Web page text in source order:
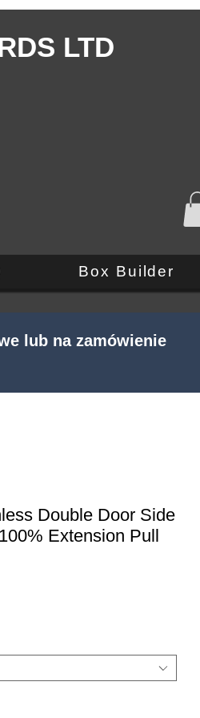
LTD
Box Builder
lub na zamówienie
Double Door Side
Extension Pull